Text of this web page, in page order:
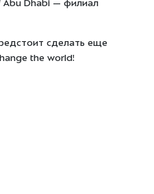
Abu Dhabi — филиал
сделать еще
the world!